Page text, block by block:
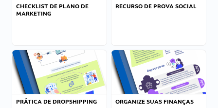
CHECKLIST DE PLANO DE
MARKETING
RECURSO DE PROVA SOCIAL
PRÁTICA DE DROPSHIPPING ORGANIZE SUAS FINANÇAS